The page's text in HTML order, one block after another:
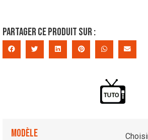
Partager ce produit sur :
Modèle